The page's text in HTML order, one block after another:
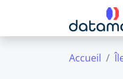
Accueil